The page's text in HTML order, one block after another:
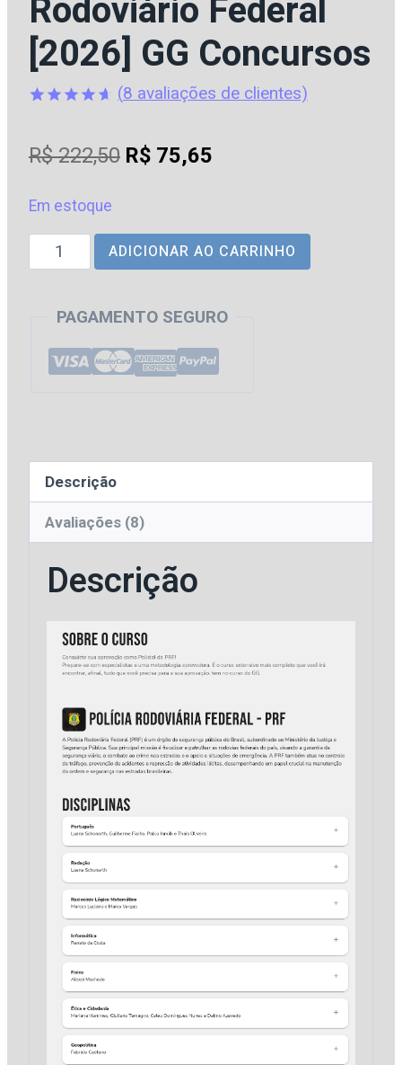
Rodoviário Federal
[2026] GG Concursos
4.63de
5, com
em
de clientes
(8 avaliações de clientes)
R$222,50 O
era:
R$ 75,65
é:
Em estoque
PRF
|
Rodoviário
Federal
[2026]
quantidade
ADICIONAR AO CARRINHO
PAGAMENTO SEGURO
Descrição
Avaliações (8)
Descrição